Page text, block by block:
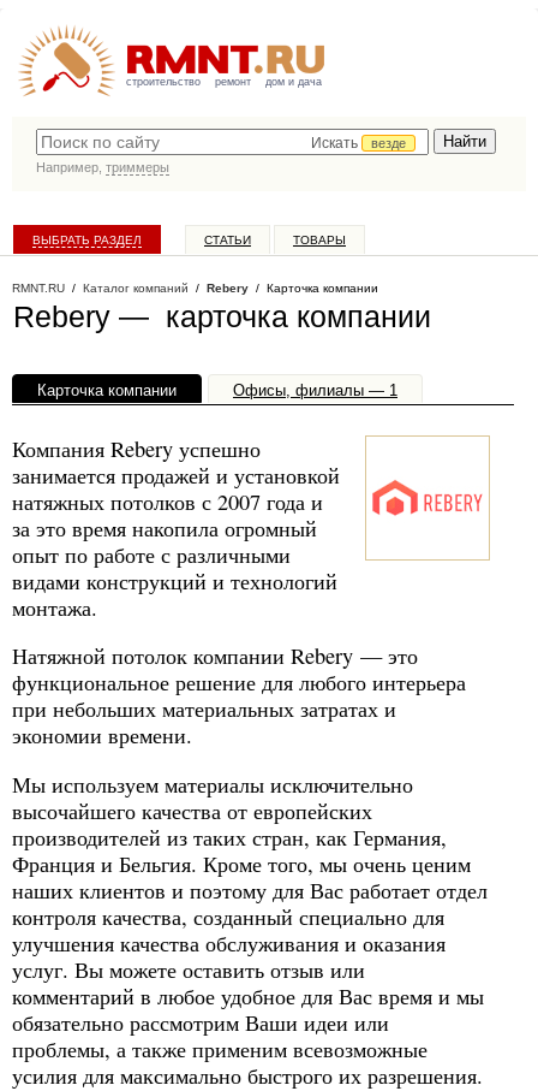
строительство ремонт дом и дача
Искать
везде
Например, триммеры
ВЫБРАТЬ РАЗДЕЛ СТАТЬИ ТОВАРЫ
RMNT.RU / Каталог компаний / Rebery / Карточка компании
Rebery — карточка компании
Карточка компании Офисы, филиалы — 1
Компания Rebery успешно
занимается продажей и установкой
натяжных потолков с 2007 года и
за это время накопила огромный
опыт по работе с различными
видами конструкций и технологий
монтажа.
Натяжной потолок компании Rebery — это
функциональное решение для любого интерьера
при небольших материальных затратах и
экономии времени.
Мы используем материалы исключительно
высочайшего качества от европейских
производителей из таких стран, как Германия,
Франция и Бельгия. Кроме того, мы очень ценим
наших клиентов и поэтому для Вас работает отдел
контроля качества, созданный специально для
улучшения качества обслуживания и оказания
услуг. Вы можете оставить отзыв или
комментарий в любое удобное для Вас время и мы
обязательно рассмотрим Ваши идеи или
проблемы, а также применим всевозможные
усилия для максимально быстрого их разрешения.